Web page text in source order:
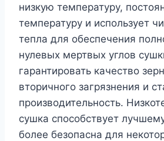
низкую температуру,
температуру и использует
тепла для обеспечения
нулевых мертвых углов
гарантировать качество
вторичного загрязнения и
производительность.
сушка способствует
более безопасна для